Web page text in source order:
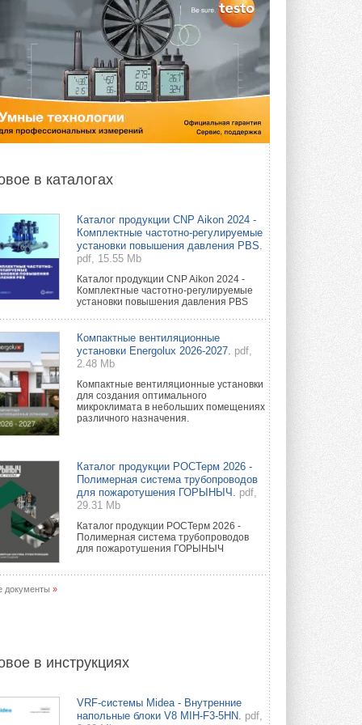
в каталогах
Каталог продукции CNP Aikon 2024 -
Комплектные частотно-регулируемые
установки повышения давления PBS.
pdf, 15.55 Mb
Каталог продукции CNP Aikon 2024 -
Комплектные частотно-регулируемые
установки повышения давления PBS
Компактные вентиляционные
установки Energolux 2026-2027. pdf,
2.48 Mb
Компактные вентиляционные установки
для создания оптимального
микроклимата в небольших помещениях
различного назначения.
Каталог продукции РОСТерм 2026 -
Полимерная система трубопроводов
для пожаротушения ГОРЫНЫЧ.
pdf,
29.31 Mb
Каталог продукции РОСТерм 2026 -
Полимерная система трубопроводов
для пожаротушения ГОРЫНЫЧ
документы »
в инструкциях
VRF-системы Midea - Внутренние
напольные блоки V8 MIH-F3-5HN. pdf,